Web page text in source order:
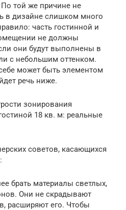
той же причине не
в дизайне слишком много
часть гостинной и
не должны
они будут выполнены в
с небольшим оттенком.
может быть элементом
речь ниже.
зонирования
18 кв. м: реальные
советов, касающихся
брать материалы светлых,
Они не скрадывают
расширяют его. Чтобы